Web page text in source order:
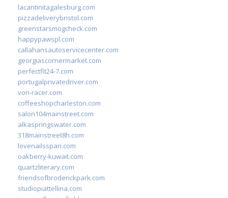
lacantinitagalesburg.com
pizzadeliverybristol.com
greenstarsmogcheck.com
happypawspl.com
callahansautoservicecenter.com
georgiascornermarket.com
perfectfit24-7.com
portugalprivatedriver.com
von-racer.com
coffeeshopcharleston.com
salon104mainstreet.com
alkaspringswater.com
318mainstreet8h.com
lovenailsspari.com
oakberry-kuwait.com
quartzliterary.com
friendsofbroderickpark.com
studiopiattellina.com